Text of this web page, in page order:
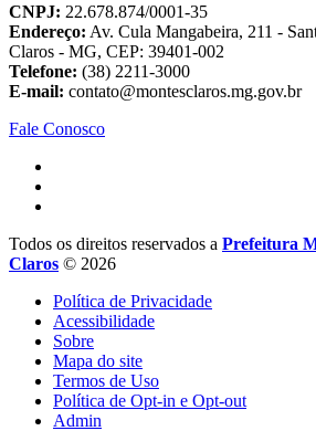
CNPJ: 22.678.874/0001-35
Endereço: Av. Cula Mangabeira, 211 -
Claros - MG, CEP: 39401-002
Telefone: (38) 2211-3000
E-mail: contato@montesclaros.mg.gov.br
Fale Conosco
Todos os direitos reservados a Prefeitura
Claros © 2026
Política de Privacidade
Acessibilidade
Sobre
Mapa do site
Termos de Uso
Política de Opt-in e Opt-out
Admin